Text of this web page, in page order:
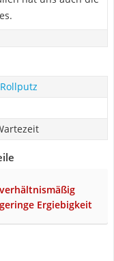
verhältnismäßig
geringe Ergiebigkeit